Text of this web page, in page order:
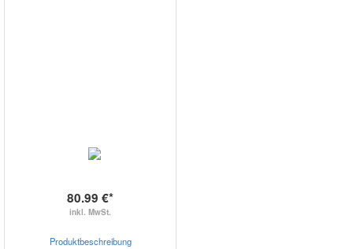
80.99 €*
inkl. MwSt.
Produktbeschreibung